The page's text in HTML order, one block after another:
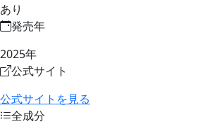
あり
発売年
2025年
公式サイト
公式サイトを見る
全成分